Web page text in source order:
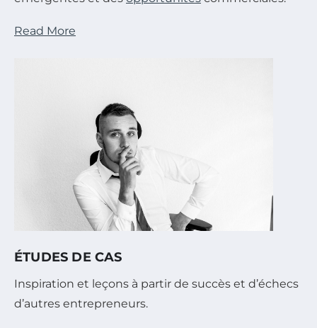
Read More
ÉTUDES DE CAS
Inspiration et leçons à partir de succès et d’échecs
d’autres entrepreneurs.